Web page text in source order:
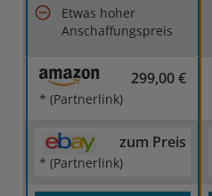
Etwas hoher
Anschaffungspreis
299,00 €
* (Partnerlink)
zum Preis
* (Partnerlink)